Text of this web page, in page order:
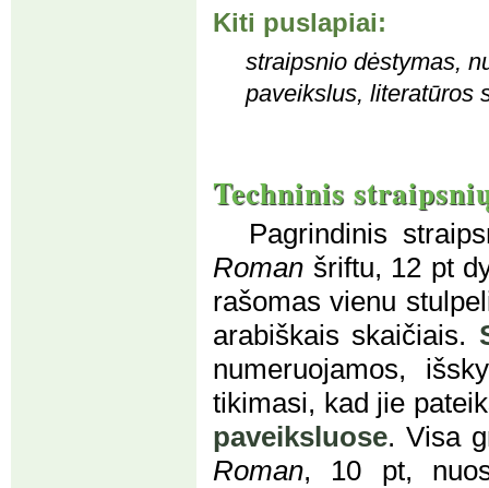
Kiti puslapiai:
straipsnio dėstymas,
paveikslus, literatūros
Techninis
Pagrindinis
Roman šriftu, 12 pt
rašomas vienu
arabiškais skaičiais.
numeruojamos,
tikimasi, kad jie
paveiksluose. Visa
Roman, 10 pt,